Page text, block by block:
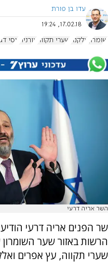
עדו בן פורת
17.02.18, 19:24
שומרון אלקנה שערי תקווה אורנית יוסי דגן
השר אריה דרעי
שר הפנים אריה דרעי
הרשות באזור שער
שערי תקווה, עץ אפרים